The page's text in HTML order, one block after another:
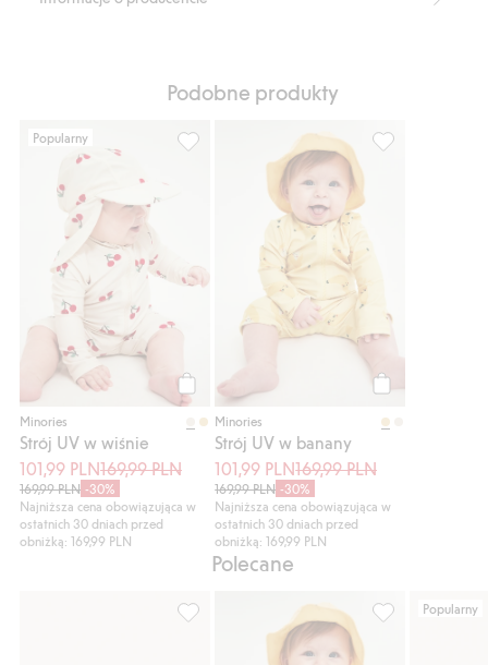
Podobne produkty
Popularny
Kup
Minories
Strój UV w wiśnie
101,99 PLN169,99 PLN
169,99 PLN -30%
Najniższa cena obowiązująca w
ostatnich 30 dniach przed
obniżką: 169,99 PLN
Strój UV w wiśnie, Dodaj do listy ulubione
Minories
Strój UV w banany
101,99 PLN169,99 PLN
169,99 PLN -30%
Najniższa cena obowiązująca w
ostatnich 30 dniach przed
obniżką: 169,99 PLN
Polecane
Kąpielówki z motywem łodzi, Dodaj do
Popularny